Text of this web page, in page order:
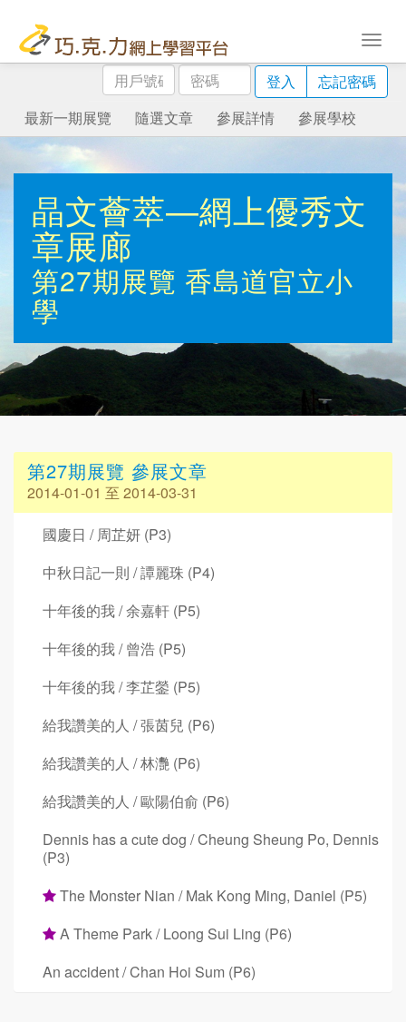
用
戶
號
碼
密
碼
登入
忘記密碼
最新一期展覽
隨選文章 參展詳情 參展學校
晶文薈萃—網上優秀文
章展廊
第27期展覽 香島道官立小
學
第27期展覽 參展文章
2014-01-01 至 2014-03-31
國慶日 / 周芷妍 (P3)
中秋日記一則 / 譚麗珠 (P4)
十年後的我 / 余嘉軒 (P5)
十年後的我 / 曾浩 (P5)
十年後的我 / 李芷鎣 (P5)
給我讚美的人 / 張茵兒 (P6)
給我讚美的人 / 林灧 (P6)
給我讚美的人 / 歐陽伯俞 (P6)
Dennis has a cute dog / Cheung Sheung Po, Dennis
(P3)
The Monster Nian / Mak Kong Ming, Daniel (P5)
A Theme Park / Loong Sui Ling (P6)
An accident / Chan Hoi Sum (P6)